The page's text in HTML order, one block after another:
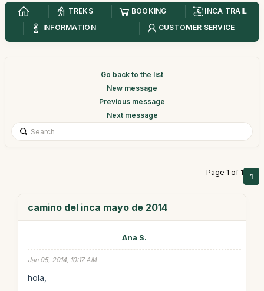
TREKS BOOKING
INCA TRAIL
INFORMATION
CUSTOMER SERVICE
Go back to the list
New message
Previous message
Next message
Page 1 of 1 1
camino del inca mayo de 2014
Ana S.
Jan 05, 2014, 10:17 AM
hola,